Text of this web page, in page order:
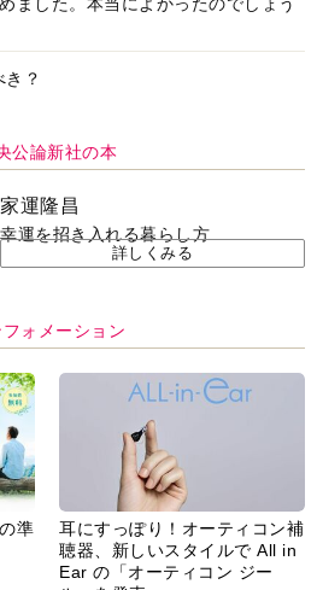
？
公論新社の本
家運隆昌
幸運を招き入れる暮らし方
詳しくみる
フォメーション
準
耳にすっぽり！オーティコン補
聴器、新しいスタイルで All in
Ear の「オーティコン ジー